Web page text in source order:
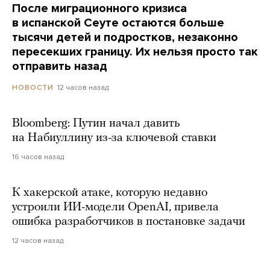
После миграционного кризиса
в испанской Сеуте остаются больше
тысячи детей и подростков, незаконно
пересекших границу. Их нельзя просто так
отправить назад
НОВОСТИ 12 часов назад
Bloomberg: Путин начал давить
на Набиуллину из-за ключевой ставки
16 часов назад
К хакерской атаке, которую недавно
устроили ИИ-модели OpenAI, привела
ошибка разработчиков в постановке задачи
12 часов назад